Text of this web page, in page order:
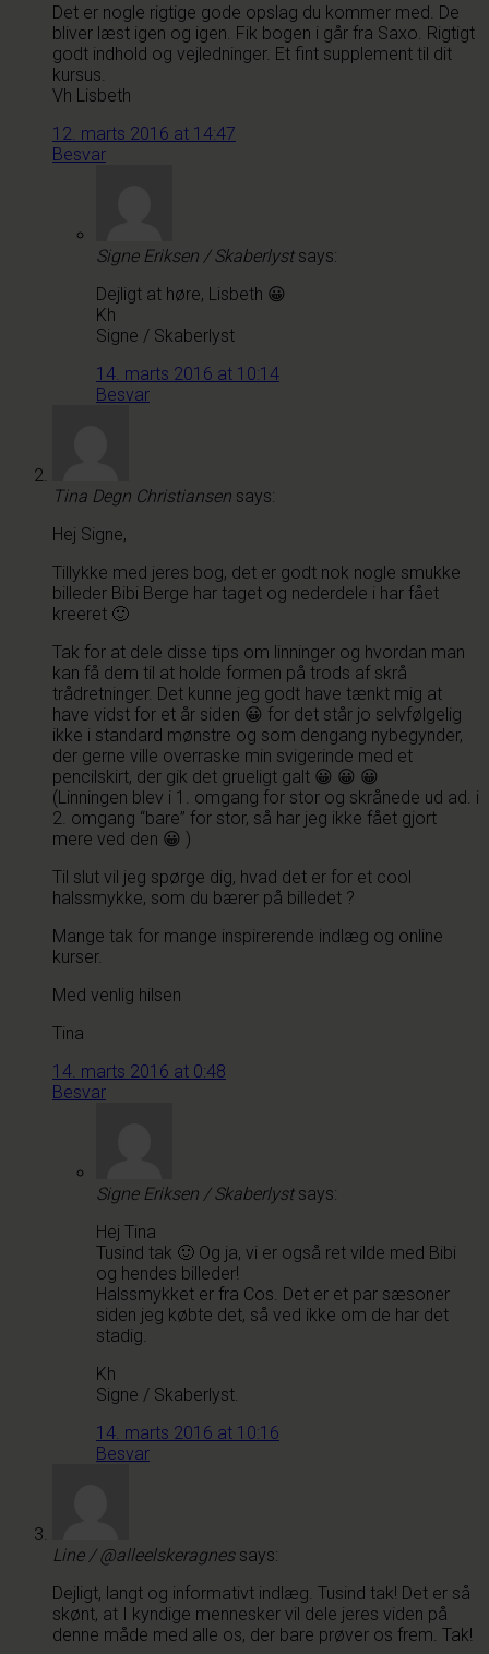
Det er nogle rigtige gode opslag du kommer med. De
bliver læst igen og igen. Fik bogen i går fra Saxo. Rigtigt
godt indhold og vejledninger. Et fint supplement til dit
kursus.
Vh Lisbeth
12. marts 2016 at 14:47
Besvar
Signe Eriksen / Skaberlyst says:
Dejligt at høre, Lisbeth 😀
Kh
Signe / Skaberlyst
14. marts 2016 at 10:14
Besvar
Tina Degn Christiansen says:
Hej Signe,
Tillykke med jeres bog, det er godt nok nogle smukke
billeder Bibi Berge har taget og nederdele i har fået
kreeret 🙂
Tak for at dele disse tips om linninger og hvordan man
kan få dem til at holde formen på trods af skrå
trådretninger. Det kunne jeg godt have tænkt mig at
have vidst for et år siden 😀 for det står jo selvfølgelig
ikke i standard mønstre og som dengang nybegynder,
der gerne ville overraske min svigerinde med et
pencilskirt, der gik det grueligt galt 😀 😀 😀
(Linningen blev i 1. omgang for stor og skrånede ud ad. i
2. omgang “bare” for stor, så har jeg ikke fået gjort
mere ved den 😀 )
Til slut vil jeg spørge dig, hvad det er for et cool
halssmykke, som du bærer på billedet ?
Mange tak for mange inspirerende indlæg og online
kurser.
Med venlig hilsen
Tina
14. marts 2016 at 0:48
Besvar
Signe Eriksen / Skaberlyst says:
Hej Tina
Tusind tak 🙂 Og ja, vi er også ret vilde med Bibi
og hendes billeder!
Halssmykket er fra Cos. Det er et par sæsoner
siden jeg købte det, så ved ikke om de har det
stadig.
Kh
Signe / Skaberlyst.
14. marts 2016 at 10:16
Besvar
Line / @alleelskeragnes says:
Dejligt, langt og informativt indlæg. Tusind tak! Det er så
skønt, at I kyndige mennesker vil dele jeres viden på
denne måde med alle os, der bare prøver os frem. Tak!